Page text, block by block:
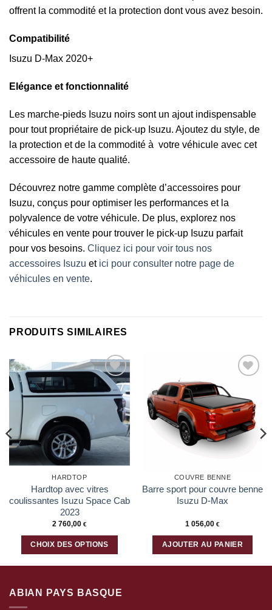
offrent la commodité et la protection dont vous avez besoin.
Compatibilité
Isuzu D-Max 2020+
E légance et fonctionnalité
Les marche-pieds Isuzu noirs sont un ajout indispensable
pour tout propriétaire de pick-up Isuzu. Ajoutez du style, de
la protection et de la commodité à votre véhicule avec cet
accessoire de haute qualité.
Découvrez notre gamme complète d’accessoires pour
Isuzu, conçus pour optimiser les performances et la
polyvalence de votre véhicule. De plus, explorez nos
véhicules en vente pour trouver le pick-up Isuzu parfait
pour vos besoins. Cliquez ici pour voir tous nos
accessoires Isuzu etici pour consulter notre page de
véhicules en vente.
PRODUITS SIMILAIRES
Ajouter
à la liste
d’envies
HARDTOP
Hardtop avec vitres
coulissantes Isuzu Space Cab
2023
2 760,00 €
CHOIX DES OPTIONS
plusieurs
variations.
à la liste
d’envies
COUVRE BENNE
Barre sport pour couvre benne
Isuzu D-Max
1 056,00 €
AJOUTER AU PANIER
ABIAN PAYS BASQUE